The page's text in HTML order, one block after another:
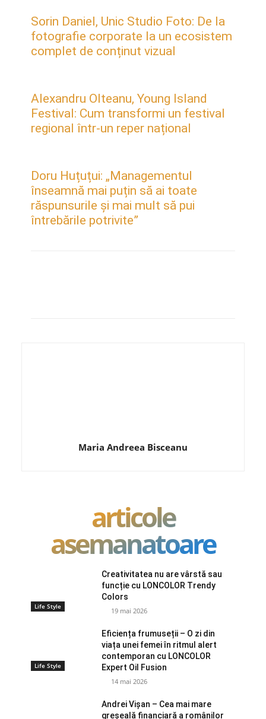
Sorin Daniel, Unic Studio Foto: De la
fotografie corporate la un ecosistem
complet de conținut vizual
Alexandru Olteanu, Young Island
Festival: Cum transformi un festival
regional într-un reper național
Doru Huțuțui: „Managementul
înseamnă mai puțin să ai toate
răspunsurile și mai mult să pui
întrebările potrivite”
Maria Andreea Bisceanu
articole
asemanatoare
Life Style
Creativitatea nu are vârstă sau
funcție cu LONCOLOR Trendy
Colors
19 mai 2026
Life Style
Eficiența frumuseții – O zi din
viața unei femei în ritmul alert
contemporan cu LONCOLOR
Expert Oil Fusion
14 mai 2026
Andrei Vișan – Cea mai mare
greșeală financiară a românilor